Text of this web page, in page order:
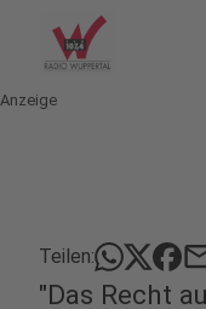
Anzeige
Teilen:
"Das Recht